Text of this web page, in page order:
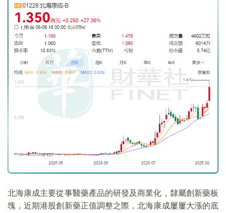
北海康成主要從事醫藥產品的研發及商業化，隸屬創新藥板
塊，近期港股創新藥正值調整之際，北海康成屢屢大漲的底